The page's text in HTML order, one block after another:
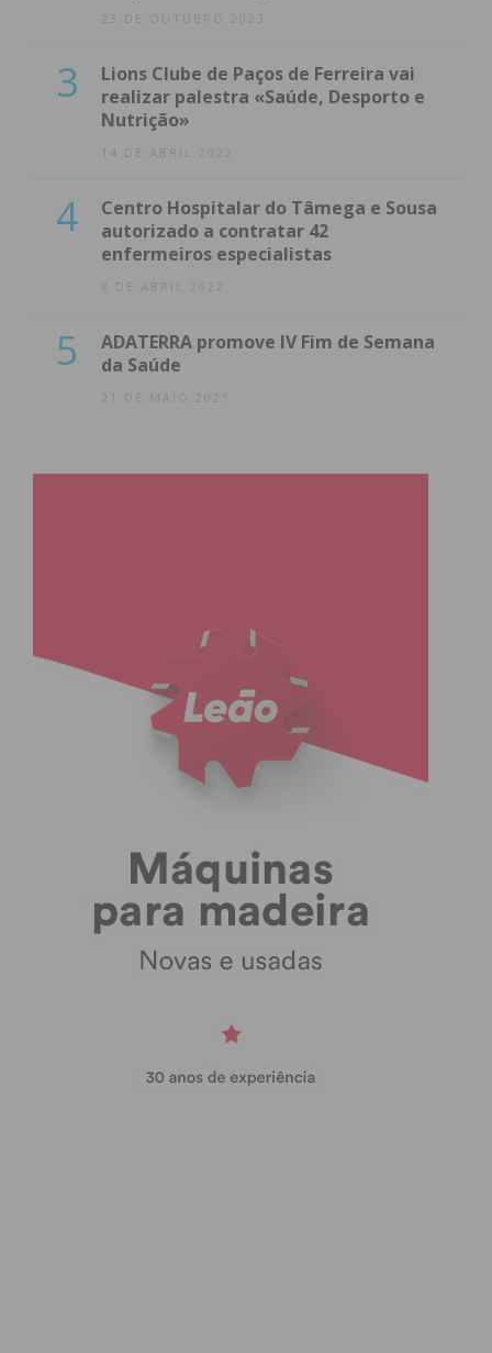
23 DE OUTUBRO 2023
3
Lions Clube de Paços de Ferreira vai
realizar palestra «Saúde, Desporto e
Nutrição»
14 DE ABRIL 2022
4
Centro Hospitalar do Tâmega e Sousa
autorizado a contratar 42
enfermeiros especialistas
8 DE ABRIL 2022
5
ADATERRA promove IV Fim de Semana
da Saúde
21 DE MAIO 2021